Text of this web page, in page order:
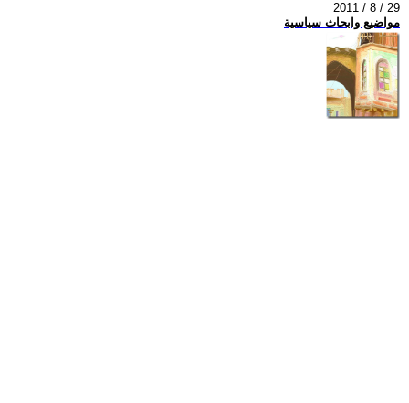
2011 / 8 / 29
مواضيع وابحاث سياسية